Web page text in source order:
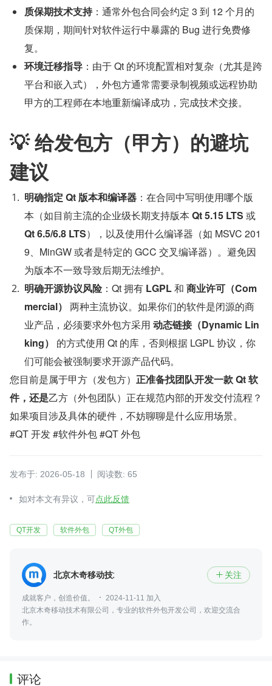
质保期技术支持：通常外包合同会约定 3 到 12 个月的
质保期，期间针对软件运行中暴露的 Bug 进行免费修
复。
环境迁移指导 ：由于 Qt 的环境配置相对复杂（尤其是跨
平台和嵌入式），外包方通常需要录制视频或远程协助
甲方的工程师在本地重新编译成功，完成技术交接。
💡 给发包方（甲方）的避坑
建议
明确指定 Qt 版本和编译器 ：在合同中写明使用哪个版
本（如目前主流的企业级长期支持版本 Qt 5.15 LTS
Qt 6.5/6.8 LTS），以及使用什么编译器（如 MSVC 201
9、MinGW 或者是特定的 GCC 交叉编译器）。避免因
为版本不一致导致后期无法维护。
明确开源协议风险：Qt 拥有 LGPL 和 商业许可（Com
mercial） 两种主流协议。如果你们的软件是闭源的商
业产品，必须要求外包方采用 动态链接（Dynamic Lin
king）
的方式使用 Qt 的库，否则根据 LGPL 协议，你
们可能会被强制要求开源产品代码。
您目前是属于甲方（发包方） 正准备找团队开发一款 Qt 软
件，还是乙方（外包团队）正在规范内部的开发交付流程？
如果项目涉及具体的硬件，不妨聊聊是什么应用场景。
#QT 开发 #软件外包 #QT 外包
发布于: 2026-05-18 阅读数: 65
如对本文有异议，可点此反馈
QT开发 软件外包 QT外包
北京木奇移动技术有限公司  关注
成就客户，创造价值。
2024-11-11 加入
北京木奇移动技术有限公司，专业的软件外包开发公司，欢迎交流合
作。
评论